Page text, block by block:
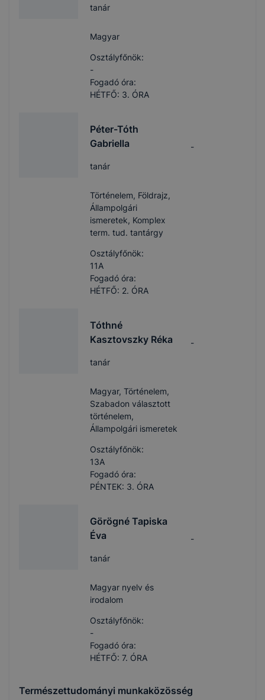
tanár
Magyar
Osztályfőnök:
-
Fogadó óra:
HÉTFŐ: 3. ÓRA
Péter-Tóth
Gabriella
tanár
Történelem, Földrajz,
Állampolgári
ismeretek, Komplex
term. tud. tantárgy
-
Osztályfőnök:
11A
Fogadó óra:
HÉTFŐ: 2. ÓRA
Tóthné
Kasztovszky Réka
tanár
Magyar, Történelem,
Szabadon választott
történelem,
Állampolgári ismeretek
-
Osztályfőnök:
13A
Fogadó óra:
PÉNTEK: 3. ÓRA
Görögné Tapiska
Éva
tanár
Magyar nyelv és
irodalom
-
Osztályfőnök:
-
Fogadó óra:
HÉTFŐ: 7. ÓRA
Természettudományi munkaközösség